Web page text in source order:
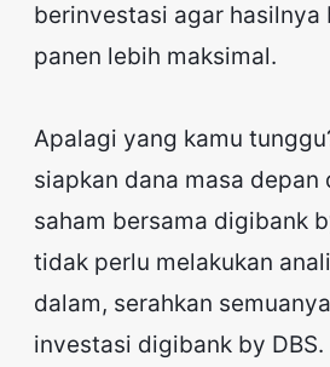
berinvestasi agar hasilnya
panen lebih maksimal.
Apalagi yang kamu
siapkan dana masa depan
saham bersama digibank
tidak perlu melakukan
dalam, serahkan
investasi digibank by DBS.